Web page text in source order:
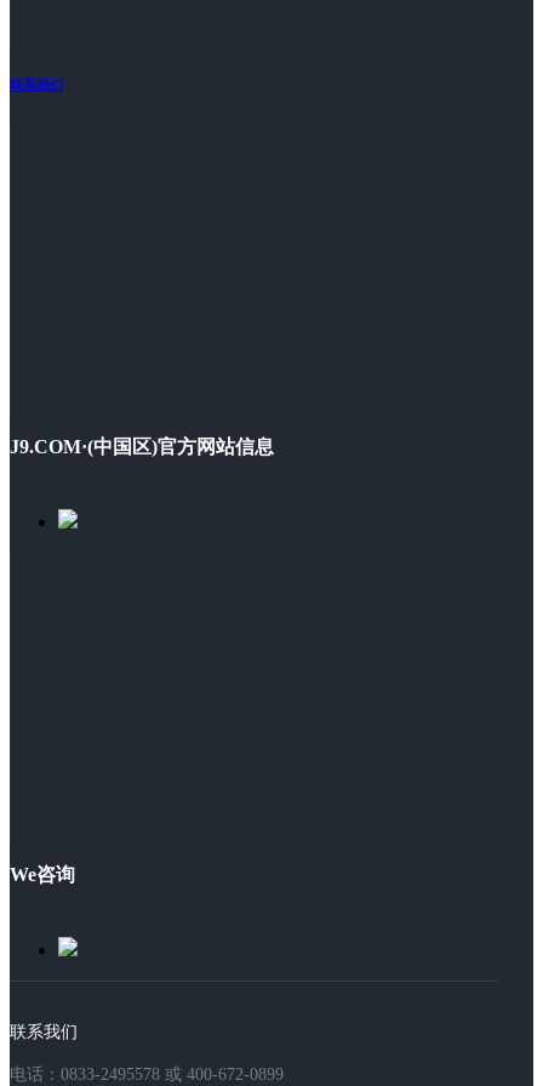
联系我们
J9.COM·(中国区)官方网站信息
We咨询
联系我们
电话：0833-2495578 或 400-672-0899